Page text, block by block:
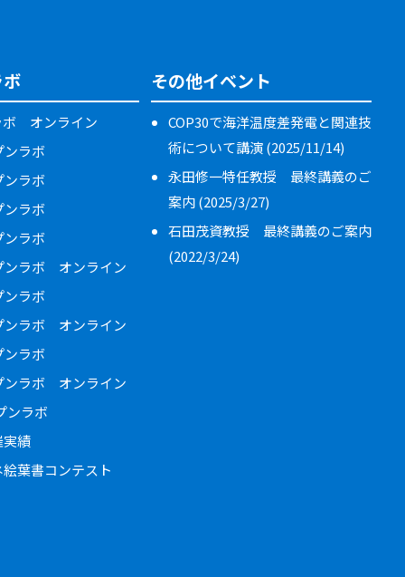
ボ オンライン
ンラボ
ンラボ
ンラボ
ンラボ
ンラボ オンライン
ンラボ
ンラボ オンライン
ンラボ
ンラボ オンライン
ンラボ
実績
葉書コンテスト
その他イベント
COP30で海洋温度差発電と関連技
術について講演 (2025/11/14)
永田修一特任教授 最終講義のご
案内 (2025/3/27)
石田茂資教授 最終講義のご案内
(2022/3/24)